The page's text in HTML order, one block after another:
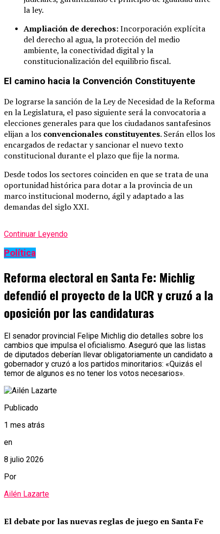
la ley.
Ampliación de derechos:Incorporación explícita
del derecho al agua, la protección del medio
ambiente, la conectividad digital y la
constitucionalización del equilibrio fiscal.
El camino hacia la Convención Constituyente
De lograrse la sanción de la Ley de Necesidad de la Reforma
en la Legislatura, el paso siguiente será la convocatoria a
elecciones generales para que los ciudadanos santafesinos
elijan a los convencionales constituyentes. Serán ellos los
encargados de redactar y sancionar el nuevo texto
constitucional durante el plazo que fije la norma.
Desde todos los sectores coinciden en que se trata de una
oportunidad histórica para dotar a la provincia de un
marco institucional moderno, ágil y adaptado a las
demandas del siglo XXI.
Continuar Leyendo
Política
Reforma electoral en Santa Fe: Michlig
defendió el proyecto de la UCR y cruzó a la
oposición por las candidaturas
El senador provincial Felipe Michlig dio detalles sobre los
cambios que impulsa el oficialismo. Aseguró que las listas
de diputados deberían llevar obligatoriamente un candidato a
gobernador y cruzó a los partidos minoritarios: «Quizás el
temor de algunos es no tener los votos necesarios».
Publicado
1 mes atrás
en
8 julio 2026
Por
Ailén Lazarte
El debate por las nuevas reglas de juego en Santa Fe